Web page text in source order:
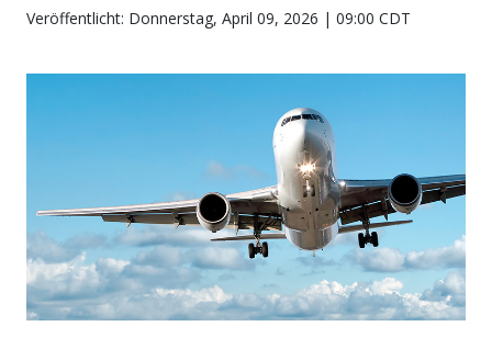
Veröffentlicht: Donnerstag, April 09, 2026 | 09:00 CDT